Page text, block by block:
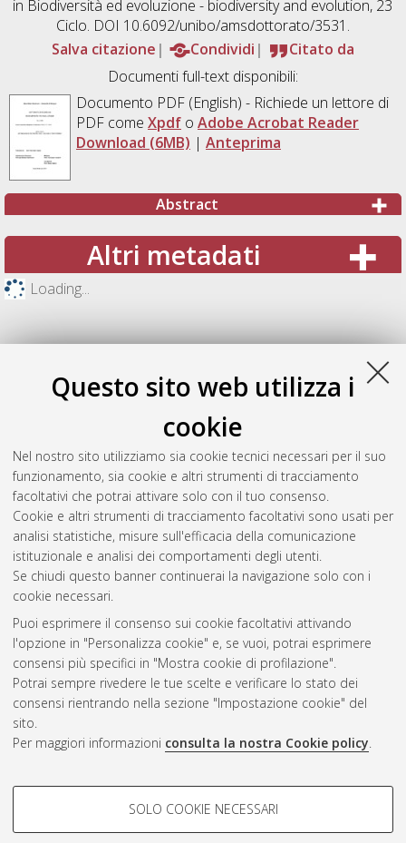
Questo sito web utilizza i
cookie
Nel nostro sito utilizziamo sia cookie tecnici necessari per il suo
funzionamento, sia cookie e altri strumenti di tracciamento
facoltativi che potrai attivare solo con il tuo consenso.
Cookie e altri strumenti di tracciamento facoltativi sono usati per
analisi statistiche, misure sull'efficacia della comunicazione
istituzionale e analisi dei comportamenti degli utenti.
Se chiudi questo banner continuerai la navigazione solo con i
cookie necessari.
Puoi esprimere il consenso sui cookie facoltativi attivando
l'opzione in "Personalizza cookie" e, se vuoi, potrai esprimere
consensi più specifici in "Mostra cookie di profilazione".
Potrai sempre rivedere le tue scelte e verificare lo stato dei
consensi rientrando nella sezione "Impostazione cookie" del
sito.
Per maggiori informazioni consulta la nostra Cookie policy.
COOKIE DI PROFILAZIONE -
SOLO COOKIE NECESSARI
in Biodiversità ed evoluzione - biodiversity and evolution, 23
Ciclo. DOI 10.6092/unibo/amsdottorato/3531.
Salva citazione
Condividi
Citato da
Documenti full-text disponibili:
Documento PDF(English) - Richiede un lettore di
PDF come Xpdfo Adobe Acrobat Reader
Download (6MB) | Anteprima
Abstract
Altri metadati
Loading...
Gestione del documento:
Atom
Rss 1.0
Rss 2.0
ISSN: 2038-7946
Impostazioni Cookie
Informativa sulla privacy
Condizioni d’uso del sito